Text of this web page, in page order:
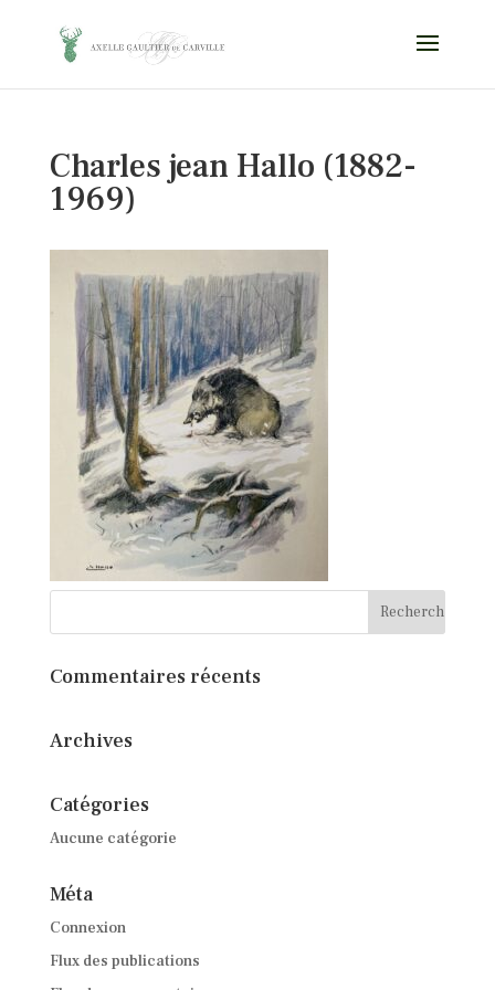
Charles jean Hallo (1882-
1969)
Commentaires récents
Archives
Catégories
Aucune catégorie
Méta
Connexion
Flux des publications